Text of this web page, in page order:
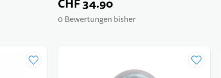
CHF 34.90
0 Bewertungen bisher